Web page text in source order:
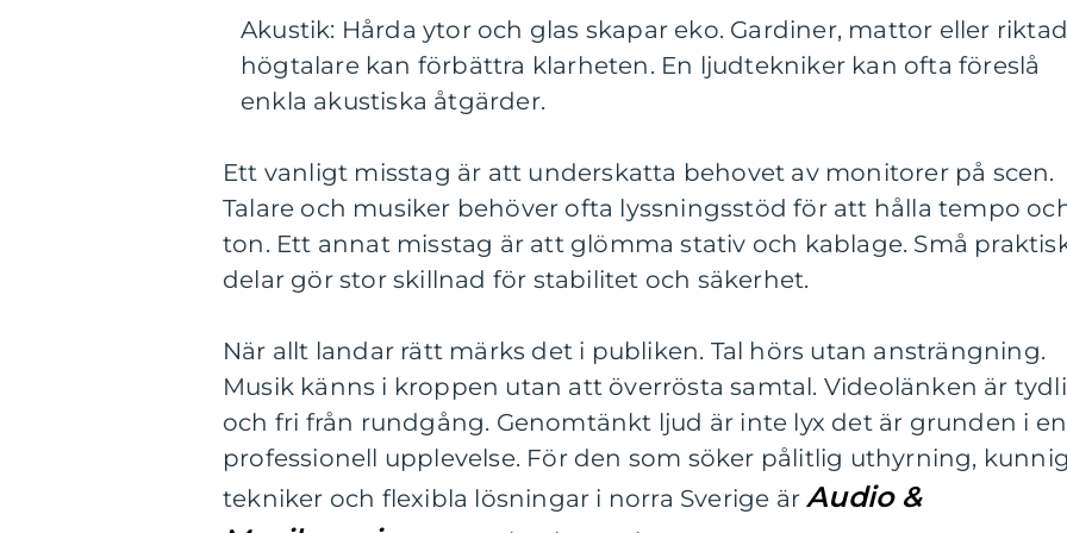
Akustik: Hårda ytor och glas skapar eko. Gardiner, mattor eller
högtalare kan förbättra klarheten. En ljudtekniker kan ofta föreslå
enkla akustiska åtgärder.
Ett vanligt misstag är att underskatta behovet av monitorer på scen.
Talare och musiker behöver ofta lyssningsstöd för att hålla tempo
ton. Ett annat misstag är att glömma stativ och kablage. Små
delar gör stor skillnad för stabilitet och säkerhet.
När allt landar rätt märks det i publiken. Tal hörs utan ansträngning.
Musik känns i kroppen utan att överrösta samtal. Videolänken är
och fri från rundgång. Genomtänkt ljud är inte lyx det är grunden i en
professionell upplevelse. För den som söker pålitlig uthyrning,
tekniker och flexibla lösningar i norra Sverige ärAudio &